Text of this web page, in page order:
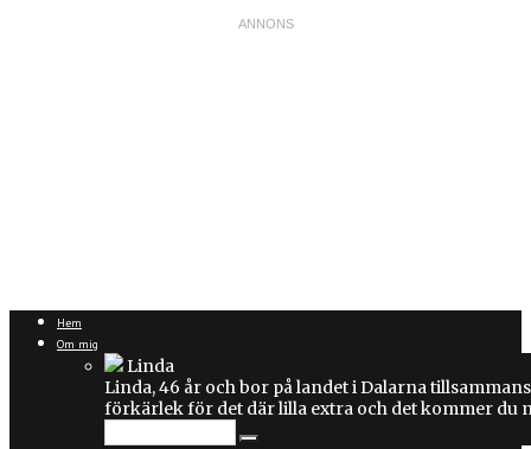
Hem
Om mig
Linda
Linda, 46 år och bor på landet i Dalarna
förkärlek för det där lilla extra och det kommer du